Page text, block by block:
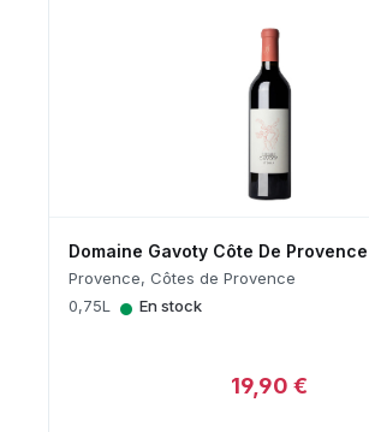
Domaine Gavoty Côte De
Provence, Côtes de Provence
0,75L
• En stock
19,90 €